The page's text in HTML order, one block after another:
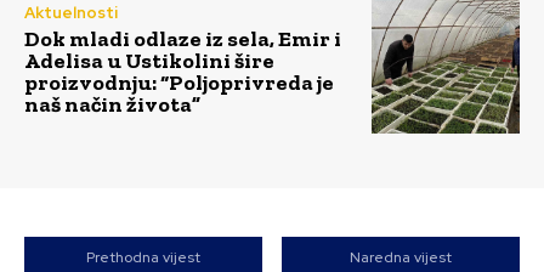
Aktuelnosti
Dok mladi odlaze iz sela, Emir i
Adelisa u Ustikolini šire
proizvodnju: “Poljoprivreda je
naš način života”
Prethodna vijest Naredna vijest